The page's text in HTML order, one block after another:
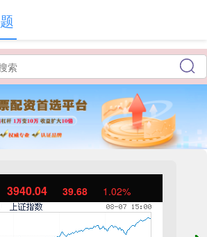
3940.04 39.68 1.02%